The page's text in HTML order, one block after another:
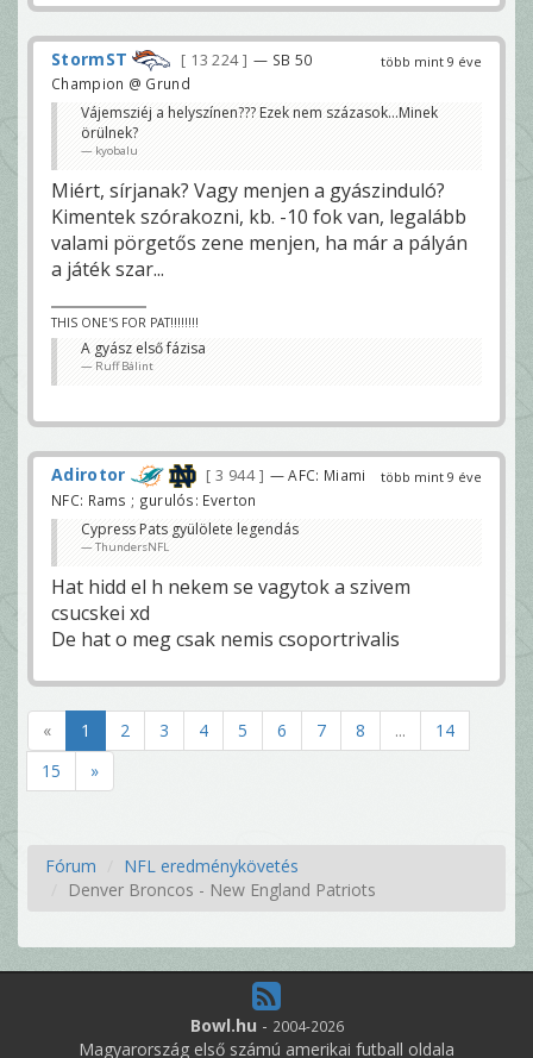
több mint 9 éve
StormST 13 224
— SB 50
Champion @ Grund
Vájemsziéj a helyszínen??? Ezek nem százasok...Minek
örülnek?
kyobalu
Miért, sírjanak? Vagy menjen a gyászinduló?
Kimentek szórakozni, kb. -10 fok van, legalább
valami pörgetős zene menjen, ha már a pályán
a játék szar...
THIS ONE'S FOR PAT!!!!!!!!
A gyász első fázisa
Ruff Bálint
több mint 9 éve
Adirotor 3 944
— AFC: Miami
NFC: Rams ; gurulós: Everton
Cypress Pats gyülölete legendás
ThundersNFL
Hat hidd el h nekem se vagytok a szivem
csucskei xd
De hat o meg csak nemis csoportrivalis
« 1 2 3 4 5 6 7 8 ...
14
15
»
Fórum
NFL eredménykövetés
Denver Broncos - New England Patriots
Bowl.hu - 2004-2026
Magyarország első számú amerikai futball oldala